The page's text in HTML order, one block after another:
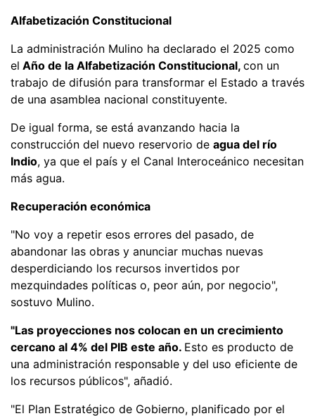
Alfabetización Constitucional
La administración Mulino ha declarado el 2025 como
el Año de la Alfabetización Constitucional, con un
trabajo de difusión para transformar el Estado a través
de una asamblea nacional constituyente.
De igual forma, se está avanzando hacia la
construcción del nuevo reservorio de agua del río
Indio, ya que el país y el Canal Interoceánico necesitan
más agua.
Recuperación económica
"No voy a repetir esos errores del pasado, de
abandonar las obras y anunciar muchas nuevas
desperdiciando los recursos invertidos por
mezquindades políticas o, peor aún, por negocio",
sostuvo Mulino.
"Las proyecciones nos colocan en un crecimiento
cercano al 4% del PIB este año. Esto es producto de
una administración responsable y del uso eficiente de
los recursos públicos", añadió.
"El Plan Estratégico de Gobierno, planificado por el